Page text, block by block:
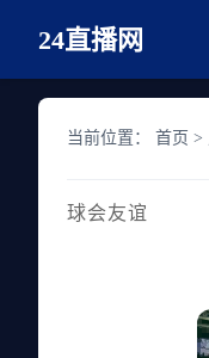
24直播网
当前位置： 首页 >
球会友谊